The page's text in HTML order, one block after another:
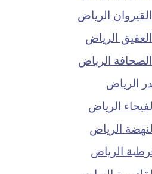
الرياض
الرياض
الرياض
الرياض
الرياض
الرياض
الرياض